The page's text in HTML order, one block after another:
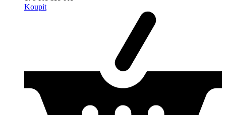
Koupit